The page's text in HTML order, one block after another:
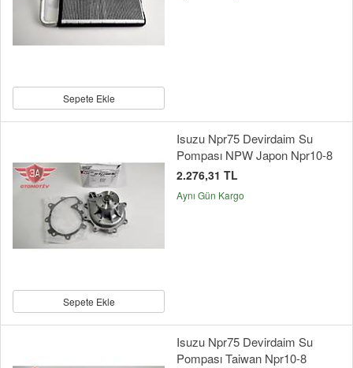
Sepete Ekle
Sepete Ekle
Isuzu Npr75 Devirdaim Su
Pompası NPW Japon Npr10-8
2.276,31 TL
Aynı Gün Kargo
Isuzu Npr75 Devirdaim Su
Pompası Taiwan Npr10-8